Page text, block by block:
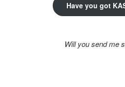
Have you got
Will you send me